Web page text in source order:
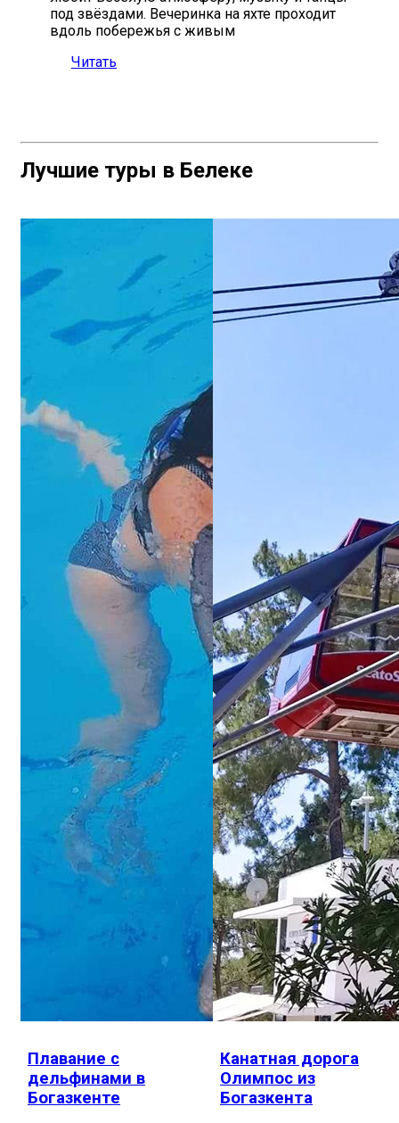
под звёздами. Вечеринка на яхте проходит
вдоль побережья с живым
Читать
Лучшие туры в Белеке
Плавание с
дельфинами в
Богазкенте
Канатная дорога
Олимпос из
Богазкента